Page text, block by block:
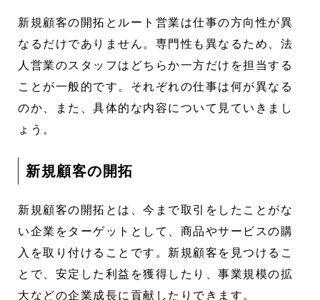
新規顧客の開拓とルート営業は仕事の方向性が異
なるだけでありません。専門性も異なるため、法
人営業のスタッフはどちらか一方だけを担当する
ことが一般的です。それぞれの仕事は何が異なる
のか、また、具体的な内容について見ていきまし
ょう。
新規顧客の開拓
新規顧客の開拓とは、今まで取引をしたことがな
い企業をターゲットとして、商品やサービスの購
入を取り付けることです。新規顧客を見つけるこ
とで、安定した利益を獲得したり、事業規模の拡
大などの企業成長に貢献したりできます。